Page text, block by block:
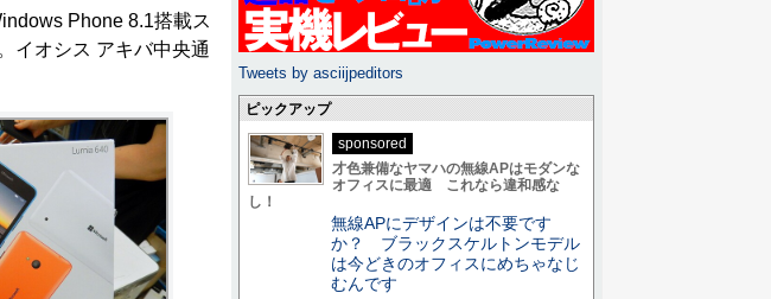
Phone 8.1搭載ス
イオシス アキバ中央通
Tweets by asciijpeditors
ピックアップ
sponsored
才色兼備なヤマハの無線APはモダンな
オフィスに最適 これなら違和感な
し！
無線APにデザインは不要です
か？ ブラックスケルトンモデル
は今どきのオフィスにめちゃなじ
むんです